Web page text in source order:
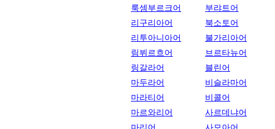
룩셈부르크어
리구리아어
리투아니아어
림뷔르흐어
링갈라어
마두라어
마라티어
마르와리어
부랴트어
북소토어
불가리아어
브르타뉴어
블린어
비슬라마어
비콜어
사르데냐어